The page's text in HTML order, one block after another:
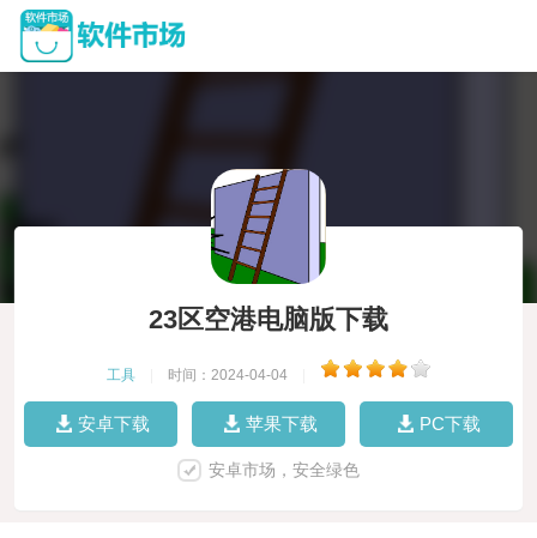
23区空港电脑版下载
工具 时间：2024-04-04
安卓下载 苹果下载 PC下载
安卓市场，安全绿色